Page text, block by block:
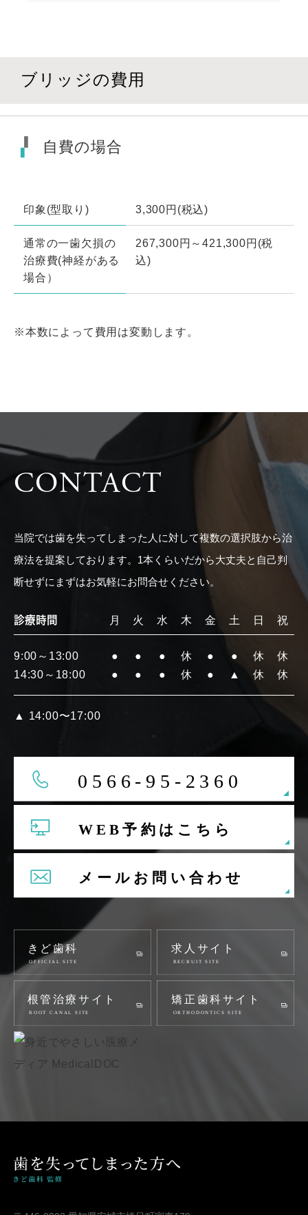
ブリッジの費用
自費の場合
印象(型取り) 3,300円(税込)
通常の一歯欠損の
治療費(神経がある
場合）
267,300円～421,300円(税
込)
※本数によって費用は変動します。
CONTACT
当院では歯を失ってしまった人に対して複数の選択肢から治
療法を提案しております。1本くらいだから大丈夫と自己判
断せずにまずはお気軽にお問合せください。
診療時間 月 火 水 木 金 土 日 祝
9:00～13:00 ● ● ● 休 ● ● 休
休
14:30～18:00
● ● ● 休 ● ▲ 休 休
▲ 14:00〜17:00